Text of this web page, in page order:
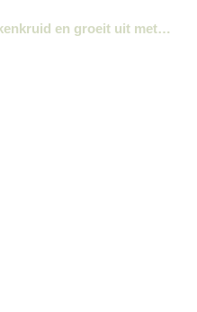
en groeit uit met…